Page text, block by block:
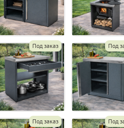
Под заказ Под
Под заказ Под